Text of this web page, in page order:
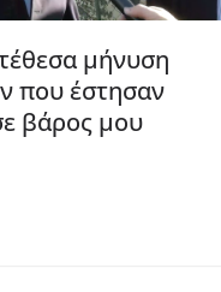
μήνυση
που έστησαν
βάρος μου